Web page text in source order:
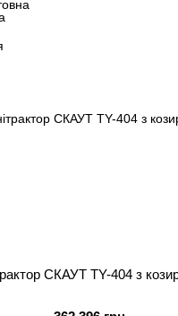
СКАУТ TY-404 з